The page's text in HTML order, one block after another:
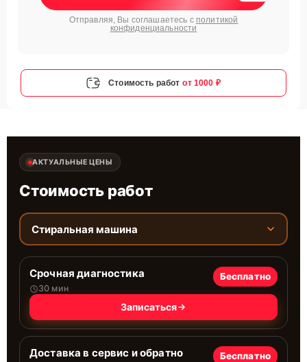
Отправляя, Вы соглашаетесь с политикой
конфиденциальности
Стоимость работ от 1000 ₽
АКТУАЛЬНЫЕ ЦЕНЫ
Стоимость работ
Стиральная машина
Срочная диагностика
30 мин
Бесплатно
Записаться
Доставка в сервис и обратно Бесплатно